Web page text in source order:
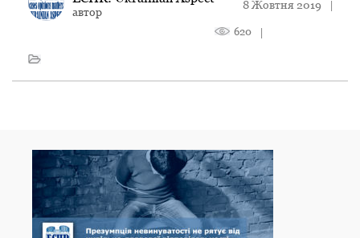
автор
8 Жовтня 2019 |
620 |